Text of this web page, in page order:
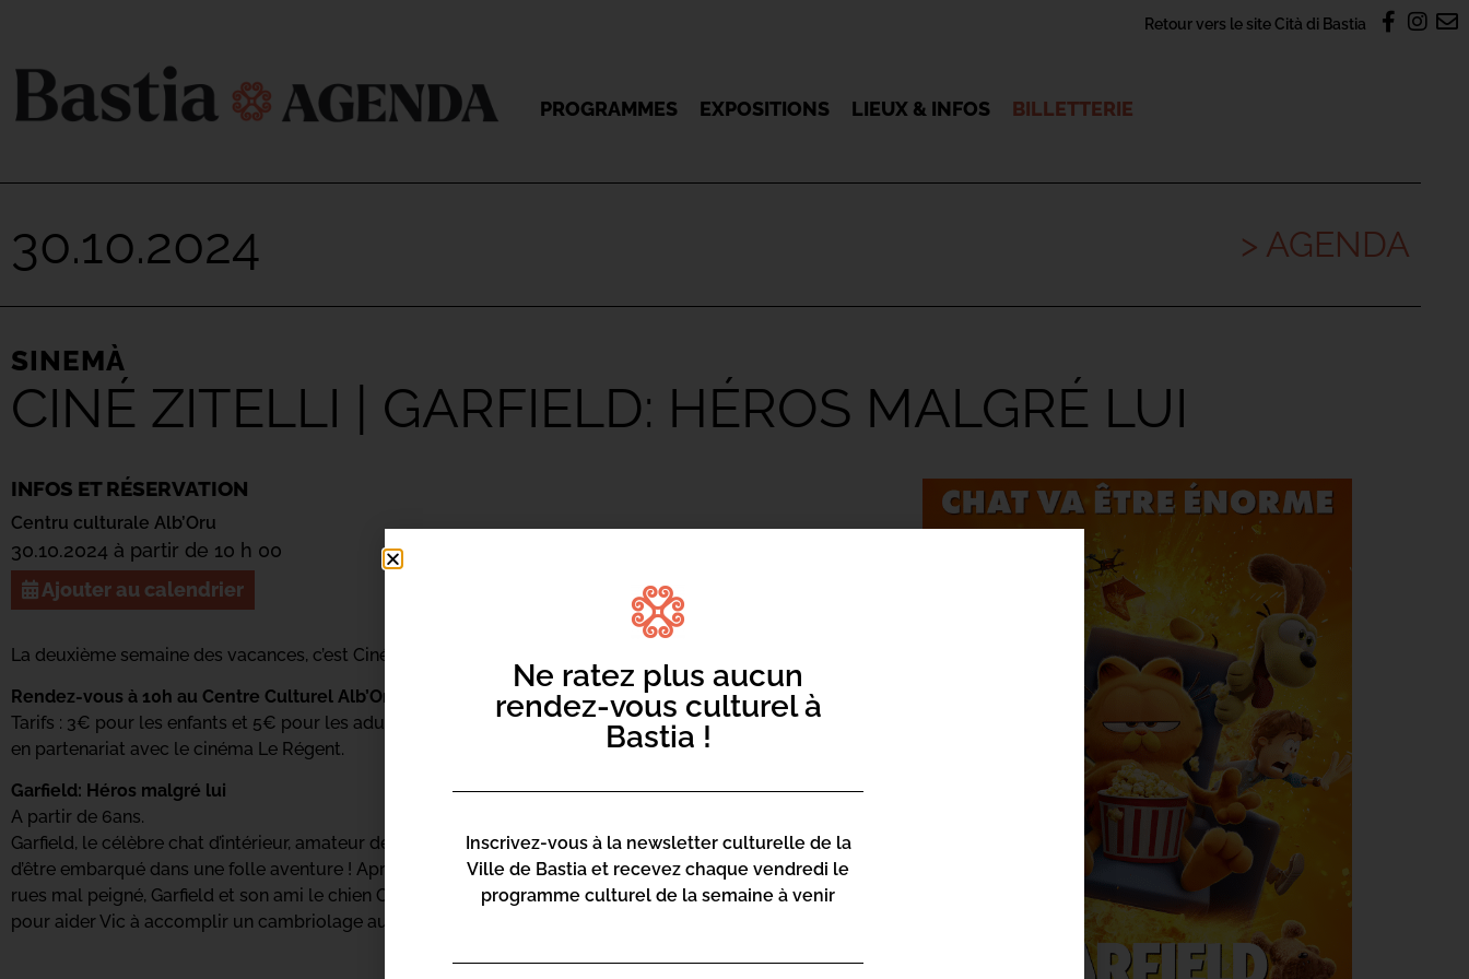
Retour vers le site Cità di Bastia
PROGRAMMES EXPOSITIONS LIEUX & INFOS BILLETTERIE
30.10.2024 > AGENDA
SINEMÀ
CINÉ ZITELLI | GARFIELD: HÉROS MALGRÉ LUI
INFOS ET RÉSERVATION
Centru culturale Alb’Oru
30.10.2024 à partir de 10 h 00
Ajouter au calendrier
La deuxième semaine des vacances, c’est Ciné Zitelli avec du cinéma à partir de 3 ans.
Rendez-vous à 10h au Centre Culturel Alb’Oru !
Tarifs : 3€ pour les enfants et 5€ pour les adultes.
en partenariat avec le cinéma Le Régent.
Garfield: Héros malgré lui
A partir de 6ans.
Garfield, le célèbre chat d’intérieur, amateur de lasagnes et qui déteste les lundis, est sur le point
d’être embarqué dans une folle aventure ! Après avoir retrouvé son père disparu, Vic, un chat des
rues mal peigné, Garfield et son ami le chien Odie sont forcés de quitter leur vie fait de confort
pour aider Vic à accomplir un cambriolage aussi risqué qu’hilarant.
Ne ratez plus aucun
rendez-vous culturel à
Bastia !
Inscrivez-vous à la newsletter culturelle de la
Ville de Bastia et recevez chaque vendredi le
programme culturel de la semaine à venir